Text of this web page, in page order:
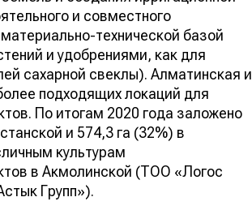
и совместного
технической базой
и удобрениями, как для
сахарной свеклы). Алматинская и
подходящих локаций для
По итогам 2020 года заложено
и 574,3 га (32%) в
культурам
в Акмолинской (ТОО «Логос
Групп»).